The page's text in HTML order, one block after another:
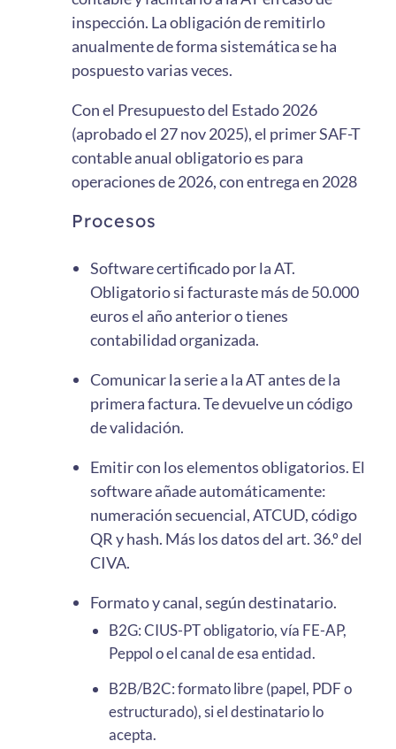
inspección. La obligación de remitirlo
anualmente de forma sistemática se ha
pospuesto varias veces.
Con el Presupuesto del Estado 2026
(aprobado el 27 nov 2025), el primer SAF-T
contable anual obligatorio es para
operaciones de 2026, con entrega en 2028
Procesos
Software certificado por la AT.
Obligatorio si facturaste más de 50.000
euros el año anterior o tienes
contabilidad organizada.
Comunicar la serie a la AT antes de la
primera factura. Te devuelve un código
de validación.
Emitir con los elementos obligatorios. El
software añade automáticamente:
numeración secuencial, ATCUD, código
QR y hash. Más los datos del art. 36.º del
CIVA.
Formato y canal, según destinatario.
B2G: CIUS-PT obligatorio, vía FE-AP,
Peppol o el canal de esa entidad.
B2B/B2C: formato libre (papel, PDF o
estructurado), si el destinatario lo
acepta.